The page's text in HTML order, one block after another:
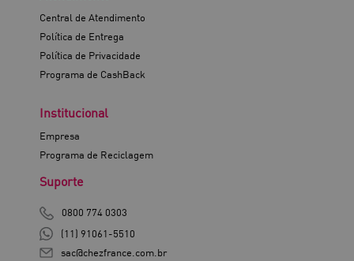
Central de Atendimento
Política de Entrega
Política de Privacidade
Programa de CashBack
Institucional
Empresa
Programa de Reciclagem
Suporte
0800 774 0303
(11) 91061-5510
sac@chezfrance.com.br